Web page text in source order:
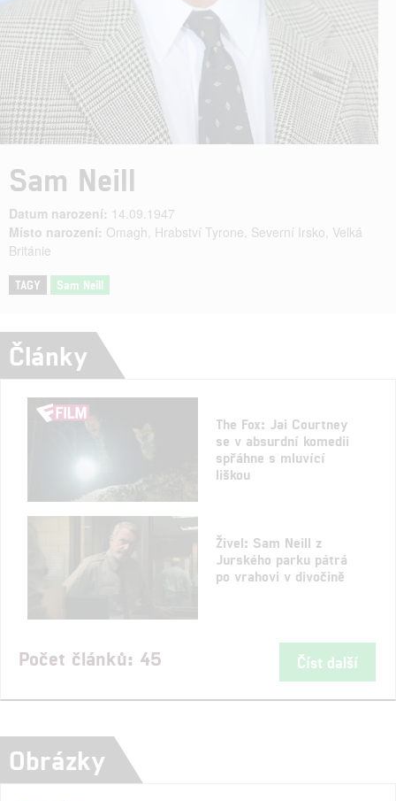
Sam Neill
Datum narození: 14.09.1947
Místo narození: Omagh, Hrabství Tyrone, Severní Irsko, Velká
Británie
TAGY Sam Neill
Články
The Fox: Jai Courtney
se v absurdní komedii
spřáhne s mluvící
liškou
Živel: Sam Neill z
Jurského parku pátrá
po vrahovi v divočině
Počet článků: 45 Číst další
Obrázky